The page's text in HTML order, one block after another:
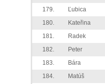
179.
Ľubica
180.
Kateřina
181.
Radek
182.
Peter
183.
Bára
184.
Matúš